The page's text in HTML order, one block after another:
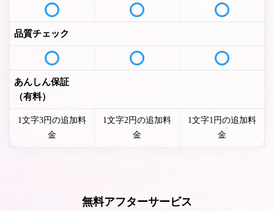
品質チェック
あんしん保証
（有料）
1文字3円の追加料
金
1文字2円の追加料
金
1文字1円の追加料
金
無料アフターサービス